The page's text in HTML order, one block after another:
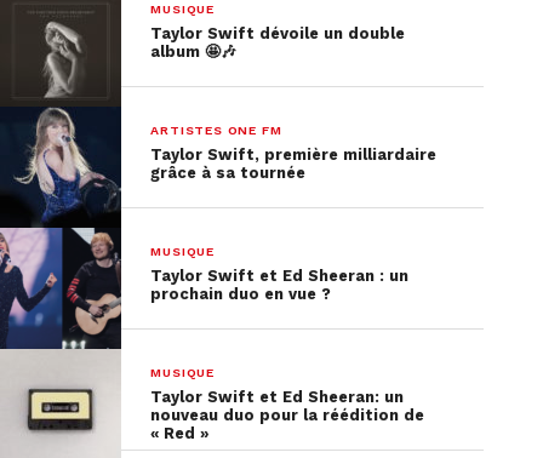
MUSIQUE
Taylor Swift dévoile un double
album 🤩🎶
ARTISTES ONE FM
Taylor Swift, première milliardaire
grâce à sa tournée
MUSIQUE
Taylor Swift et Ed Sheeran : un
prochain duo en vue ?
MUSIQUE
Taylor Swift et Ed Sheeran: un
nouveau duo pour la réédition de
« Red »